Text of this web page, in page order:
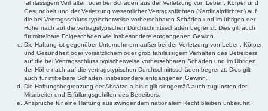
fahrlässigem Verhalten oder bei Schäden aus der Verletzung von Leben, Körper und
Gesundheit und der Verletzung wesentlicher Vertragspflichten (Kardinalpflichten) auf
die bei Vertragsschluss typischerweise vorhersehbaren Schäden und im übrigen der
Höhe nach auf die vertragstypischen Durchschnittsschäden begrenzt. Dies gilt auch
für mittelbare Folgeschäden wie insbesondere entgangenen Gewinn.
Die Haftung ist gegenüber Unternehmern außer bei der Verletzung von Leben, Körper
und Gesundheit oder vorsätzlichem oder grob fahrlässigem Verhalten des Betreibers
auf die bei Vertragsschluss typischerweise vorhersehbaren Schäden und im Übrigen
der Höhe nach auf die vertragstypischen Durchschnittsschäden begrenzt. Dies gilt
auch für mittelbare Schäden, insbesondere entgangenen Gewinn.
Die Haftungsbegrenzung der Absätze a bis c gilt sinngemäß auch zugunsten der
Mitarbeiter und Erfüllungsgehilfen des Betreibers.
Ansprüche für eine Haftung aus zwingendem nationalem Recht bleiben unberührt.